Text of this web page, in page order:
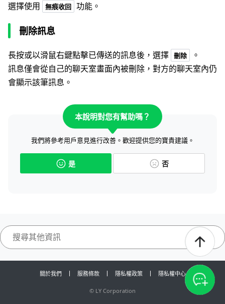
選擇使用
無痕收回 功能。
刪除訊息
長按或以滑鼠右鍵點擊已傳送的訊息後，選擇 刪除
。
訊息僅會從自己的聊天室畫面內被刪除，對方的聊天室內仍
會顯示該筆訊息。
本說明對您有幫助嗎？
我們將參考用戶意見進行改善。歡迎提供您的寶貴建議。
是 否
關於我們 服務條款 隱私權政策 隱私權中心
© LY Corporation